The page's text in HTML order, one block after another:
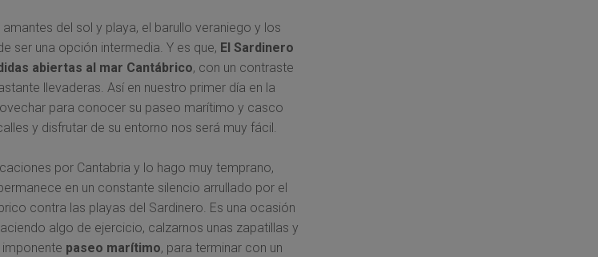
del sol y playa, el barullo veraniego y los
ser una opción intermedia. Y es que, El Sardinero
abiertas al mar Cantábrico, con un contraste
llevaderas. Así en nuestro primer día en la
para conocer su paseo marítimo y casco
y disfrutar de su entorno nos será muy fácil.
por Cantabria y lo hago muy temprano,
en un constante silencio arrullado por el
contra las playas del Sardinero. Es una ocasión
algo de ejercicio, calzarnos unas zapatillas y
paseo marítimo, para terminar con un